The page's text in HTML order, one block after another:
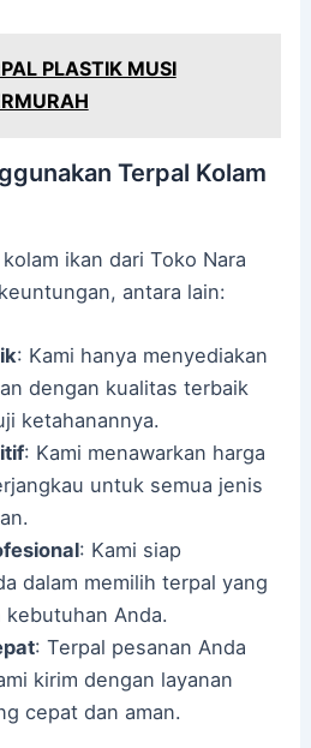
PLASTIK MUSI
Terpal Kolam
ikan dari Toko Nara
antara lain:
: Kami hanya menyediakan
dengan kualitas terbaik
ketahanannya.
: Kami menawarkan harga
untuk semua jenis
: Kami siap
dalam memilih terpal yang
kebutuhan Anda.
: Terpal pesanan Anda
kirim dengan layanan
cepat dan aman.